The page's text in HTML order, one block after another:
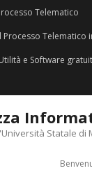
Telematico
Processo Telematico
e Software
Statale di